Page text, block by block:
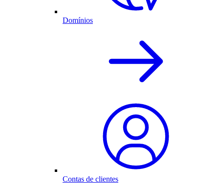
Domínios
Contas de clientes